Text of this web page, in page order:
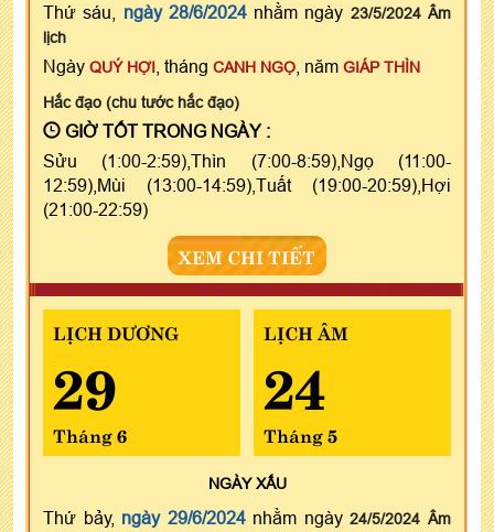
Thứ sáu, ngày 28/6/2024nhằm ngày 23/5/2024 Âm
lịch
Ngày QUÝ HỢI , tháng CANH NGỌ , năm GIÁP THÌN
Hắc đạo (chu tước hắc đạo)
GIỜ TỐT TRONG NGÀY :
Sửu (1:00-2:59),Thìn (7:00-8:59),Ngọ (11:00-
12:59),Mùi (13:00-14:59),Tuất (19:00-20:59),Hợi
(21:00-22:59)
XEM CHI TIẾT
LỊCH DƯƠNG
29
Tháng 6
LỊCH ÂM
24
Tháng 5
NGÀYXẤU
Thứ bảy, ngày 29/6/2024nhằm ngày24/5/2024 Âm